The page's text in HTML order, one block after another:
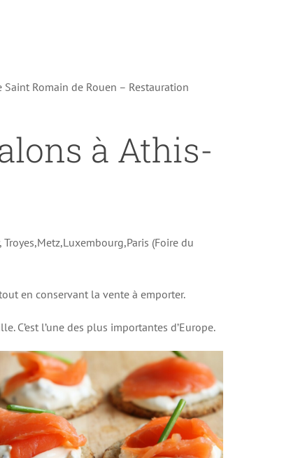
Romain de Rouen – Restauration
à Athis-
(Foire du
en conservant la vente à emporter.
l’une des plus importantes d’Europe.